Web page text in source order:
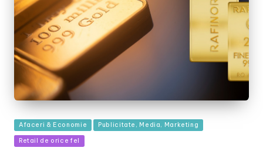
Posted
in
Afaceri & Economie Publicitate, Media, Marketing
Retail de orice fel